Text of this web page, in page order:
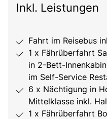
Inkl. Leistungen
Fahrt im Reisebus
1 x Fährüberfahrt
in 2-Bett-
im Self-Service
6 x Nächtigung in
Mittelklasse inkl.
1 x Fährüberfahrt